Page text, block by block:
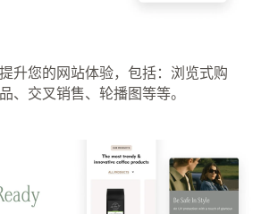
升您的网站体验，包括：浏览式购
、交叉销售、轮播图等等。